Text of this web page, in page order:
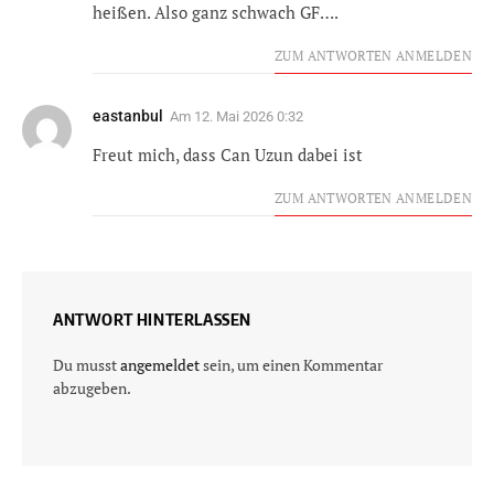
heißen. Also ganz schwach GF….
ZUM ANTWORTEN ANMELDEN
eastanbul Am 12. Mai 2026 0:32
Freut mich, dass Can Uzun dabei ist
ZUM ANTWORTEN ANMELDEN
ANTWORT HINTERLASSEN
Du musstangemeldetsein, um einen Kommentar
abzugeben.